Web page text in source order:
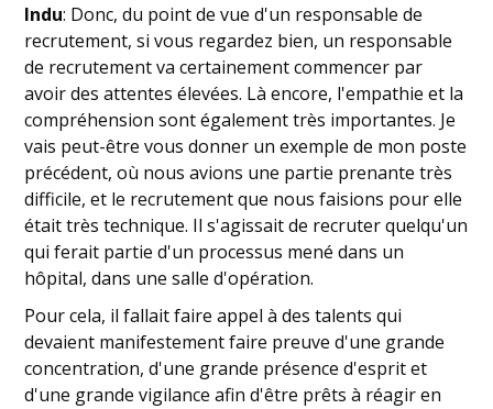
Indu: Donc, du point de vue d'un responsable de
recrutement, si vous regardez bien, un responsable
de recrutement va certainement commencer par
avoir des attentes élevées. Là encore, l'empathie et la
compréhension sont également très importantes. Je
vais peut-être vous donner un exemple de mon poste
précédent, où nous avions une partie prenante très
difficile, et le recrutement que nous faisions pour elle
était très technique. Il s'agissait de recruter quelqu'un
qui ferait partie d'un processus mené dans un
hôpital, dans une salle d'opération.
Pour cela, il fallait faire appel à des talents qui
devaient manifestement faire preuve d'une grande
concentration, d'une grande présence d'esprit et
d'une grande vigilance afin d'être prêts à réagir en